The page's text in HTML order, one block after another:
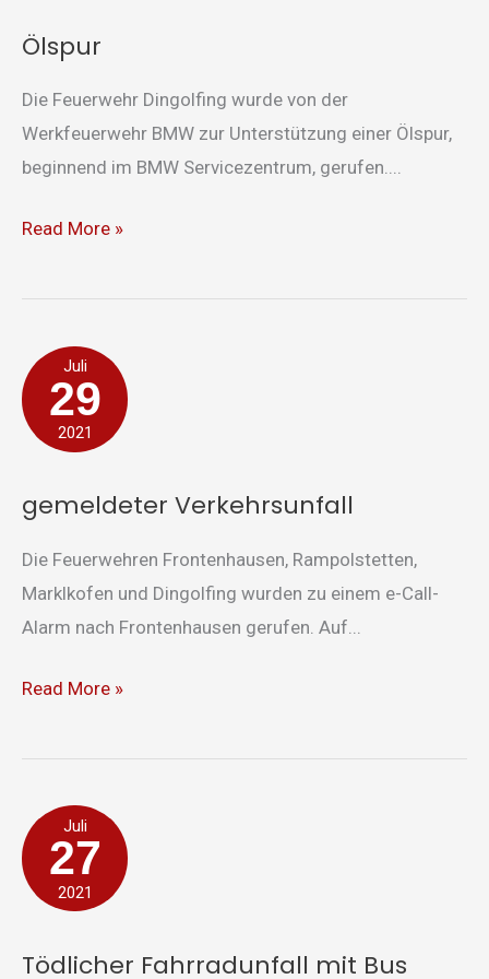
Ölspur
Die Feuerwehr Dingolfing wurde von der
Werkfeuerwehr BMW zur Unterstützung einer Ölspur,
beginnend im BMW Servicezentrum, gerufen....
Read More »
Juli
29
2021
gemeldeter Verkehrsunfall
Die Feuerwehren Frontenhausen, Rampolstetten,
Marklkofen und Dingolfing wurden zu einem e-Call-
Alarm nach Frontenhausen gerufen. Auf...
gemeldeter
Verkehrsunfall
Read More »
Juli
27
2021
Tödlicher Fahrradunfall mit Bus
Tödlicher
Fahrradunfall
mit